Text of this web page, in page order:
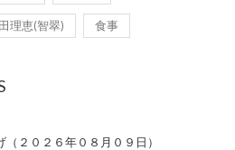
理恵(智翠) 食事
２０２６年０８月０９日）